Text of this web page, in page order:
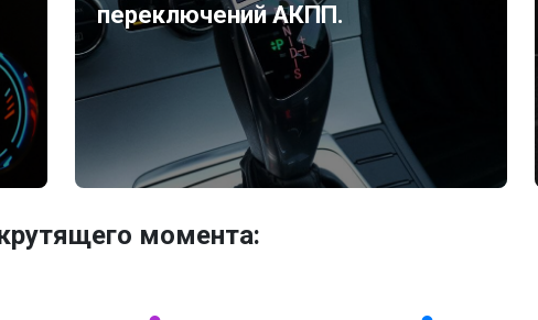
переключений АКПП.
момента: